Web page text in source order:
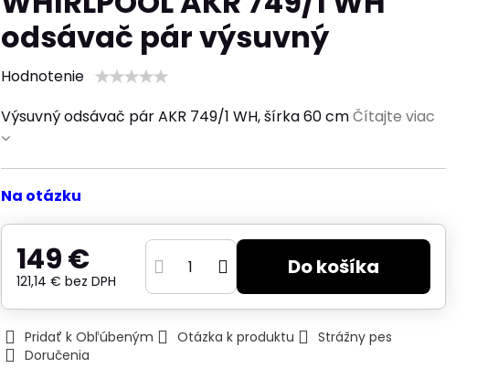
odsávač pár výsuvný
Hodnotenie
Výsuvný odsávač pár AKR 749/1 WH, šírka 60 cmČítajte viac
Na otázku
149 €
121,14 €bez DPH
Do košíka
Pridať k Obľúbeným Otázka k produktu
Strážny pes
Doručenia